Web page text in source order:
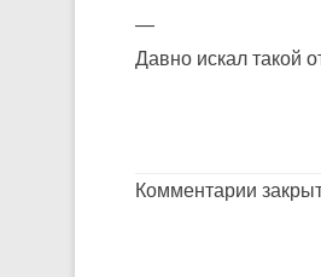
—
Давно искал такой
Комментарии